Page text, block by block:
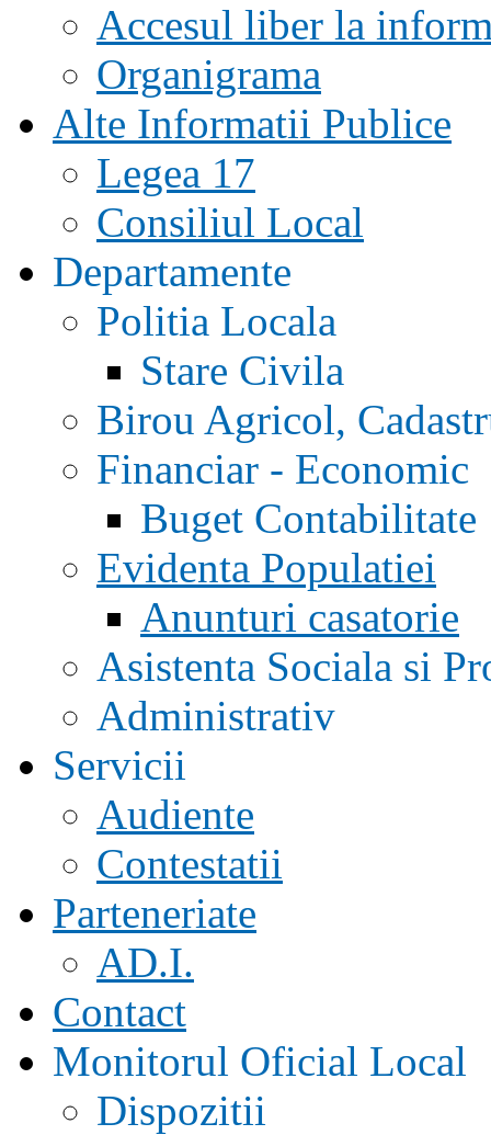
Accesul liber la
Organigrama
Alte Informatii Publice
Legea 17
Consiliul Local
Departamente
Politia Locala
Stare Civila
Birou Agricol,
Financiar - Economic
Buget Contabilitate
Evidenta Populatiei
Anunturi casatorie
Asistenta Sociala si
Administrativ
Servicii
Audiente
Contestatii
Parteneriate
AD.I.
Contact
Monitorul Oficial Local
Dispozitii